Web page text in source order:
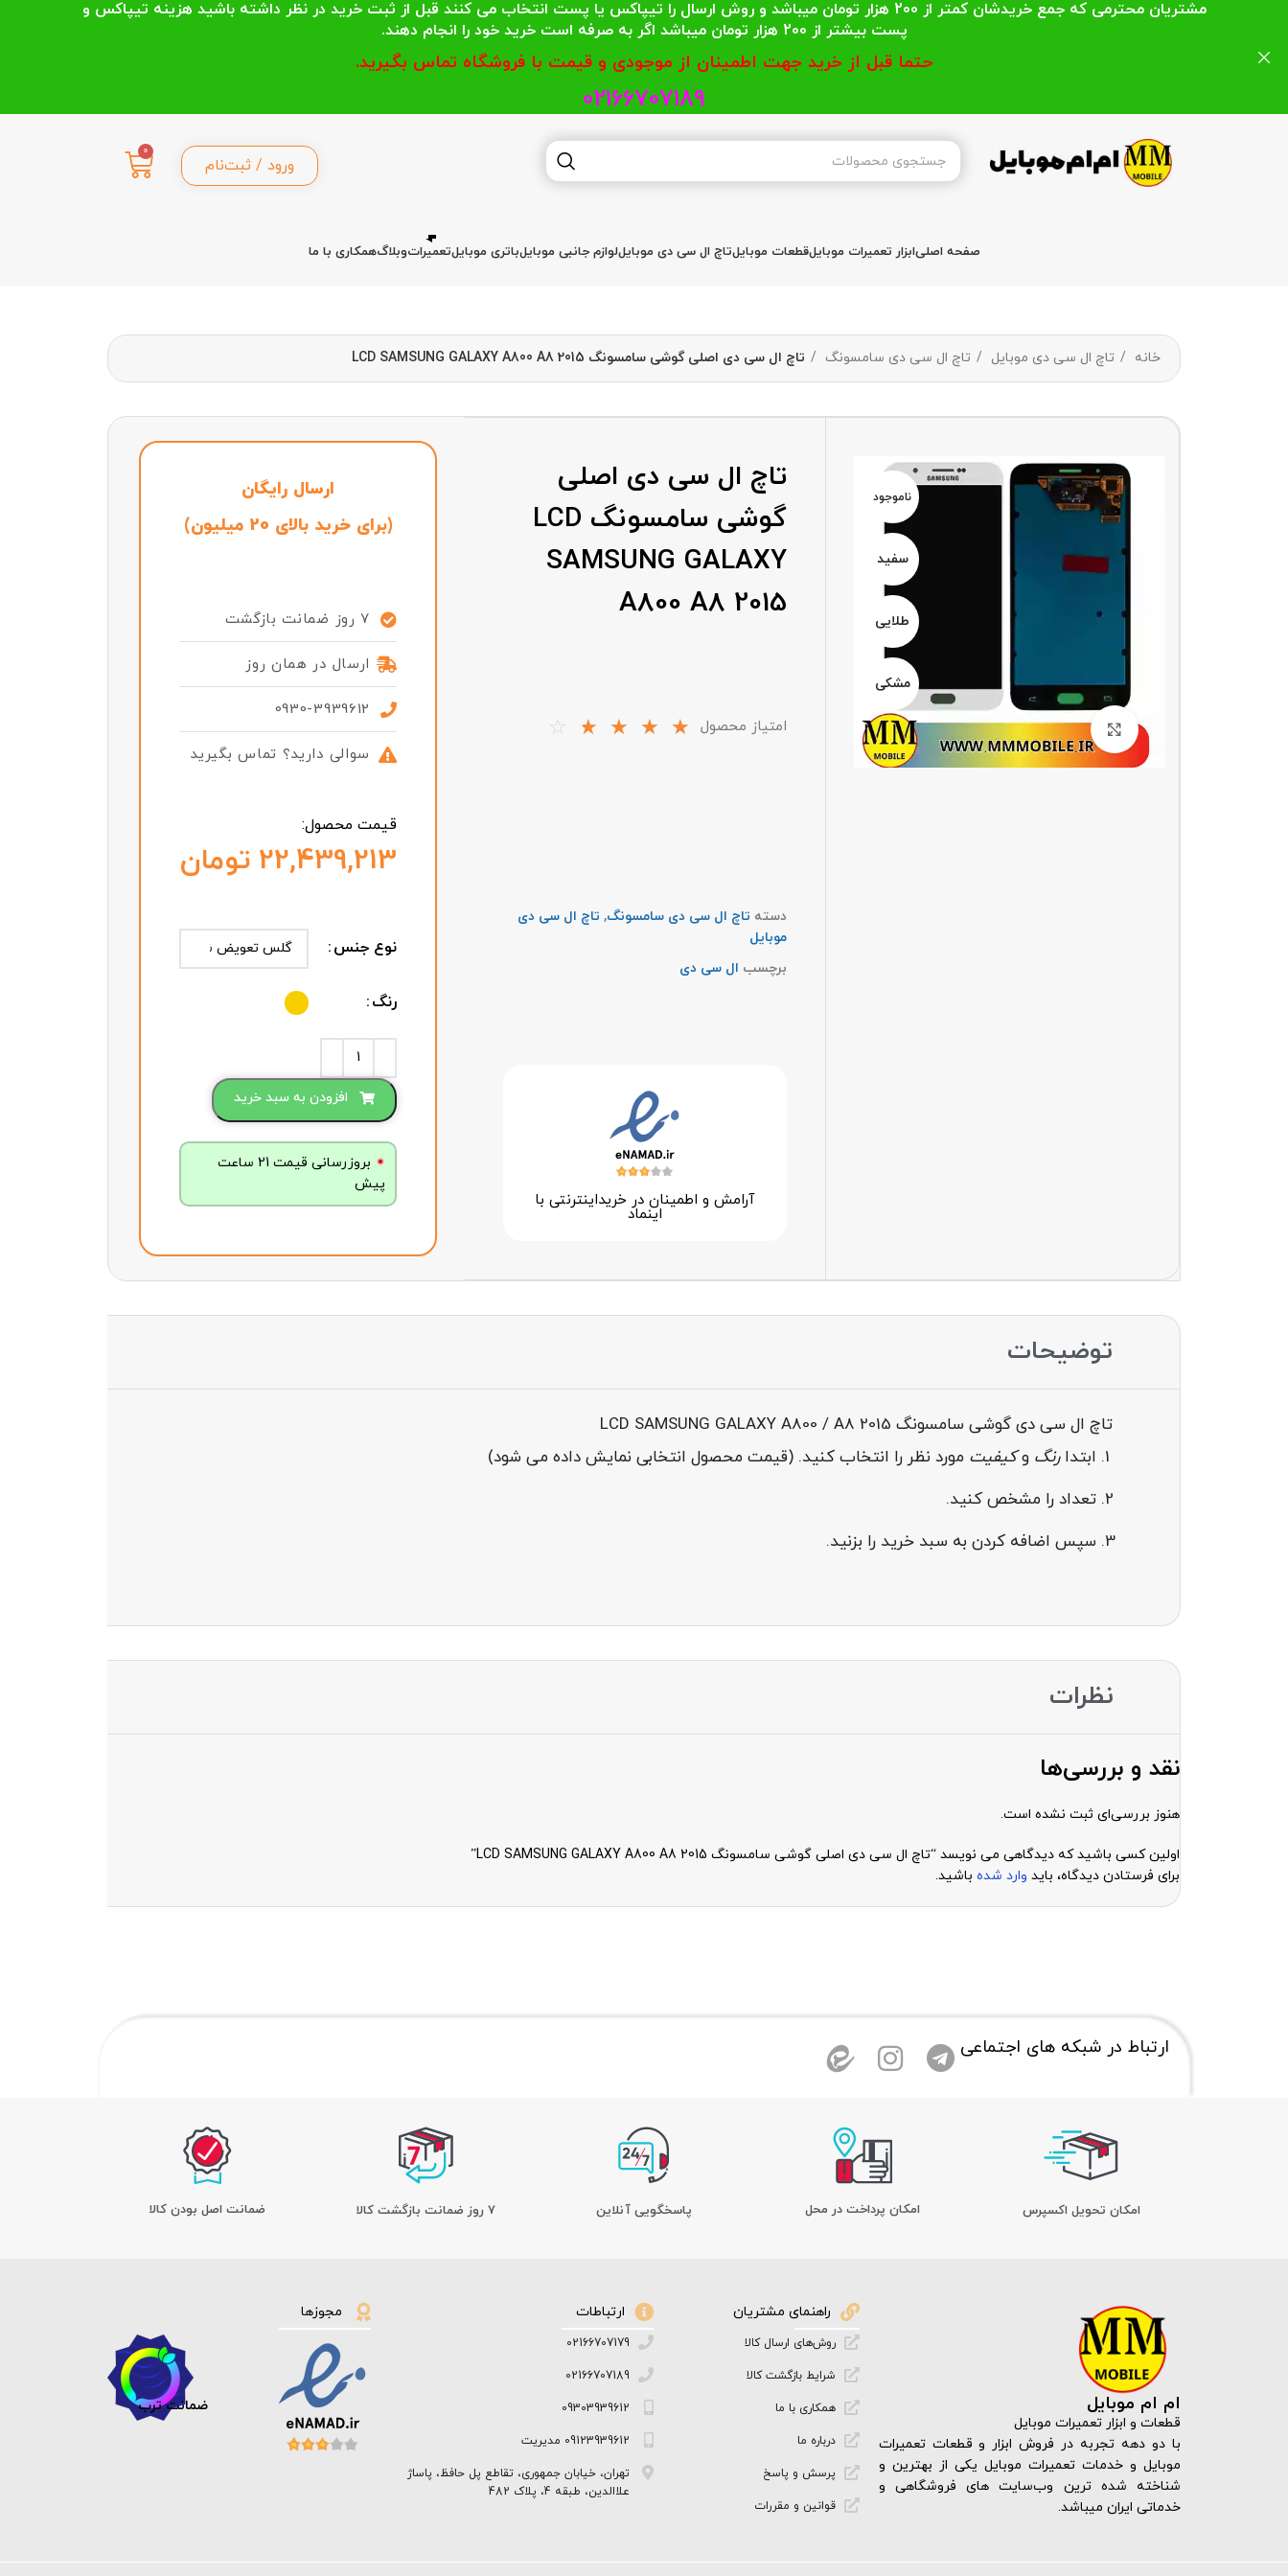
ورود / ثبت‌نام
0
صفحه اصلیابزار تعمیرات موبایلقطعات موبایلتاچ ال سی دی موبایللوازم جانبی موبایلباتری موبایلتعمیراتوبلاگهمکاری با ما
خانه تاچ ال سی دی موبایل تاچ ال سی دی سامسونگ تاچ ال سی دی اصلی گوشی سامسونگ LCD SAMSUNG GALAXY A800 A8 2015
ناموجو
سفید
مشکی
ناموجود
سفید
طلایی
مشکی
تاچ ال سی دی اصلی
گوشی سامسونگ LCD
SAMSUNG GALAXY
A800 A8 2015
امتیاز محصول ☆
☆
☆
☆
☆
دسته تاچ ال سی دی سامسونگ, تاچ ال سی دی
موبایل
برچسب ال سی دی
آرامش و اطمینان در خرید‌اینترنتی با
اینماد
ارسال رایگان
(برای خرید بالای 20 میلیون)
7 روز ضمانت بازگشت
ارسال در همان روز
0930-3939612
سوالی دارید؟ تماس بگیرید
قیمت محصول:
تومان
نوع جنس
رنگ
افزودن به سبد خرید
بروزرسانی قیمت 21 ساعت
پیش
توضیحات
تاچ ال سی دی گوشی سامسونگ LCD SAMSUNG GALAXY A800 / A8 2015
ابتدارنگ وکیفیت مورد نظر را انتخاب کنید. (قیمت محصول انتخابی نمایش داده می شود)
تعداد را مشخص کنید.
سپس اضافه کردن به سبد خرید را بزنید.
نظرات
نقد و بررسی‌ها
هنوز بررسی‌ای ثبت نشده است.
اولین کسی باشید که دیدگاهی می نویسد “تاچ ال سی دی اصلی گوشی سامسونگ LCD SAMSUNG GALAXY A800 A8 2015”
برای فرستادن دیدگاه، باید وارد شده باشید.
ارتباط در شبکه های اجتماعی
اﻣﮑﺎن ﺗﺤﻮﯾﻞ اﮐﺴﭙﺮس امکان پرداخت در محل پاسخگویی آنلاین 7 روز ضمانت بازگشت کالا ﺿﻤﺎﻧﺖ اﺻﻞ ﺑﻮدن ﮐﺎﻟﺎ
ام ام موبایل
قطعات و ابزار تعمیرات موبایل
با دو دهه تجربه در فروش ابزار و قطعات تعمیرات
موبایل و خدمات تعمیرات موبایل یکی از بهترین و
شناخته شده ترین وب‌سایت های فروشگاهی و
خدماتی ایران میباشد.
راهنمای مشتریان
روش‌های ارسال کالا
شرایط بازگشت کالا
همکاری با ما
درباره ما
پرسش و پاسخ
قوانین و مقررات
ارتباطات
02166707179
02166707189
09303939612
09123939612 مدیریت
تهران، خیابان جمهوری، تقاطع پل حافظ، پاساژ
علاالدین، طبقه 4، پلاک 482
مجوزها
ضمانت ترب
مشتریان محترمی که جمع خریدشان کمتر از 200 هزار تومان میباشد و روش ارسال را تیپاکس یا پست انتخاب می کنند قبل از ثبت خرید در نظر داشته باشید هزینه تیپاکس و
پست بیشتر از 200 هزار تومان میباشد اگر به صرفه است خرید خود را انجام دهند.
حتما قبل از خرید جهت اطمینان از موجودی و قیمت با فروشگاه تماس بگیرید.
02166707189